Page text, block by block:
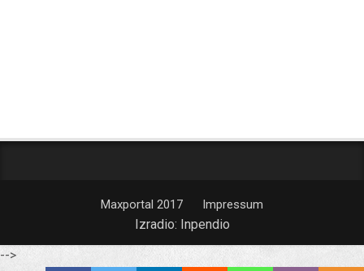
Maxportal 2017 Impressum
Izradio: Inpendio
-->